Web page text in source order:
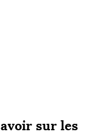
sur les